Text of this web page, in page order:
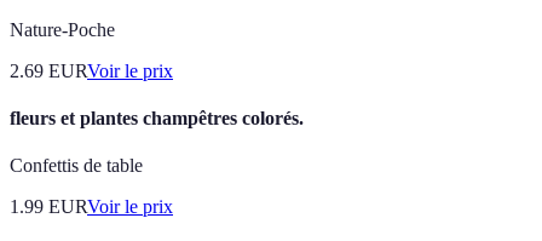
Nature-Poche
2.69 EURVoir le prix
fleurs et plantes champêtres colorés.
Confettis de table
1.99 EURVoir le prix